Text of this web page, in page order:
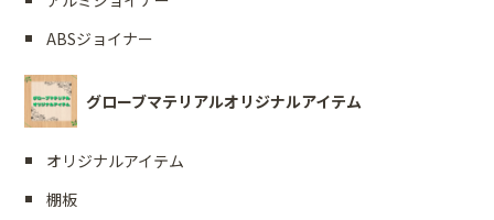
ABSジョイナー
グローブマテリアルオリジナルアイテム
オリジナルアイテム
棚板